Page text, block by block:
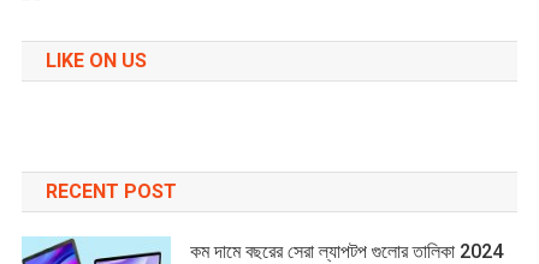
LIKE ON US
RECENT POST
কম দামে বছরের সেরা ল্যাপটপ গুলোর তালিকা 2024